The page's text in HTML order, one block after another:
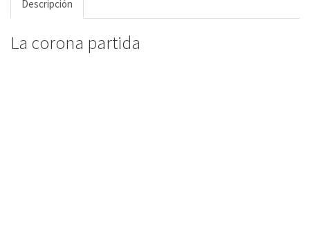
Descripción
La corona partida